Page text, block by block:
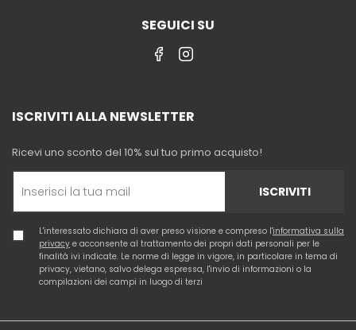
SEGUICI SU
ISCRIVITI ALLA NEWSLETTER
Ricevi uno sconto del 10% sul tuo primo acquisto!
ISCRIVITI
L'interessato dichiara di aver preso visione e compreso l'informativa sulla
privacy e acconsente al trattamento dei propri dati personali per le
finalità ivi indicate. Le norme di legge in vigore, in particolare in tema di
privacy, vietano, salvo delega espressa, l'invio di informazioni o la
compilazioni dei campi in luogo di terzi